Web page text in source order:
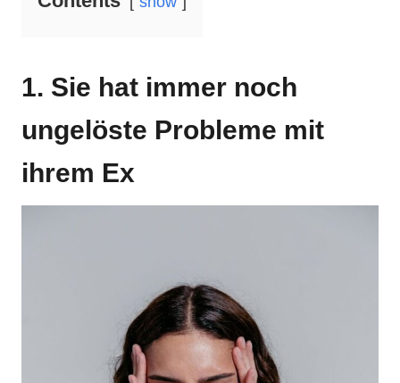
1. Sie hat immer noch
ungelöste Probleme mit
ihrem Ex